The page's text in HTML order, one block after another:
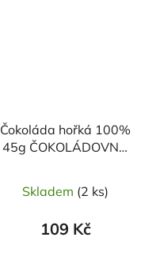
Čokoláda hořká 100%
45g ČOKOLÁDOVNA
Skladem (2 ks)
109 Kč